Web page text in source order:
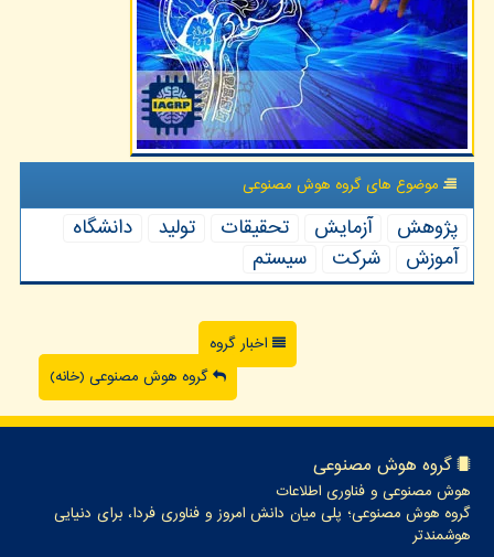
موضوع های گروه هوش مصنوعی
پژوهش آزمایش تحقیقات تولید
دانشگاه
آموزش
شركت سیستم
اخبار گروه
گروه هوش مصنوعی (خانه)
گروه هوش مصنوعی
هوش مصنوعی و فناوری اطلاعات
گروه هوش مصنوعی؛ پلی میان دانش امروز و فناوری فردا، برای دنیایی
هوشمندتر